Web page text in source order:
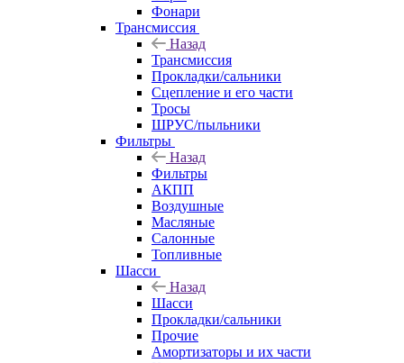
Фонари
Трансмиссия
Назад
Трансмиссия
Прокладки/сальники
Сцепление и его части
Тросы
ШРУС/пыльники
Фильтры
Назад
Фильтры
АКПП
Воздушные
Масляные
Салонные
Топливные
Шасси
Назад
Шасси
Прокладки/сальники
Прочие
Амортизаторы и их части